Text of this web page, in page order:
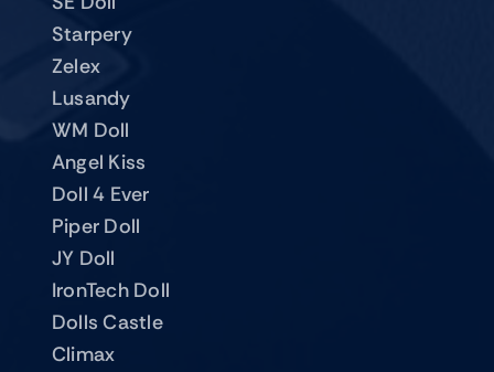
Starpery
Zelex
Lusandy
WM Doll
Angel Kiss
Doll 4 Ever
Piper Doll
JY Doll
IronTech Doll
Dolls Castle
Climax